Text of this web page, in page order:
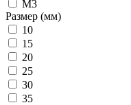
М3
Размер (мм)
10
15
20
25
30
35